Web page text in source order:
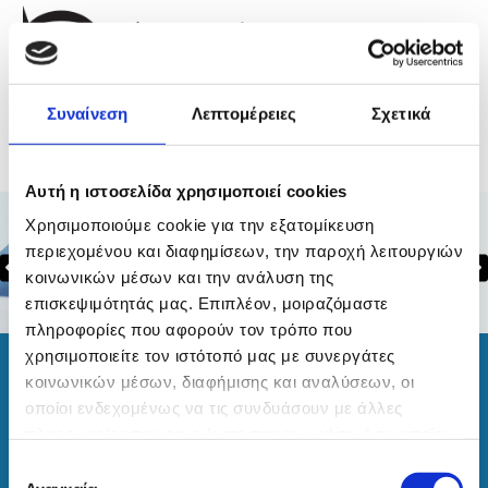
Συναίνεση Λεπτομέρειες Σχετικά
Αυτή η ιστοσελίδα χρησιμοποιεί cookies
Χρησιμοποιούμε cookie για την εξατομίκευση
περιεχομένου και διαφημίσεων, την παροχή λειτουργιών
κοινωνικών μέσων και την ανάλυση της
επισκεψιμότητάς μας. Επιπλέον, μοιραζόμαστε
πληροφορίες που αφορούν τον τρόπο που
χρησιμοποιείτε τον ιστότοπό μας με συνεργάτες
κοινωνικών μέσων, διαφήμισης και αναλύσεων, οι
οποίοι ενδεχομένως να τις συνδυάσουν με άλλες
Επικοινωνία
Βασίλειος Πετρόπουλος